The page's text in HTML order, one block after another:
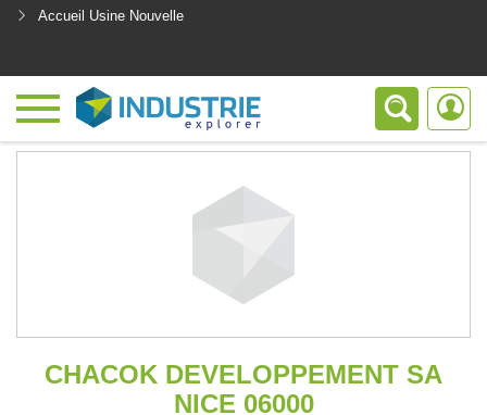
Accueil Usine Nouvelle
CHACOK DEVELOPPEMENT SA
NICE 06000